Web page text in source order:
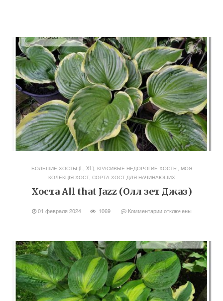
БОЛЬШИЕ ХОСТЫ (L, XL), КРАСИВЫЕ НЕДОРОГИЕ ХОСТЫ, МОЯ
КОЛЕКЦІЯ ХОСТ, СОРТА ХОСТ ДЛЯ НАЧИНАЮЩИХ
Хоста All that Jazz (Олл зет Джаз)
01 февраля 2024 1069 Комментарииотключены